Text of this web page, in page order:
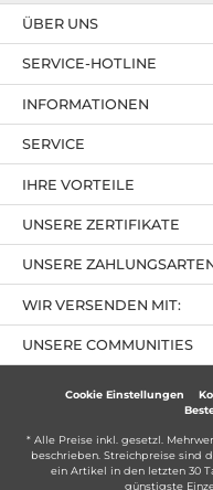
SERVICE-HOTLINE
IHRE VORTEILE
UNSERE
ÜBER UNS
UNSERE ZERTIFIKATE
INFORMATIONEN
SERVICE
UNSERE COMMUNITIES
WIR VERSENDEN MIT:
Cookie Einstellungen
* Alle Preise inkl. gesetzl.
beschrieben. Streichpreise sind
ein Artikel in den letzten 30
günstigste